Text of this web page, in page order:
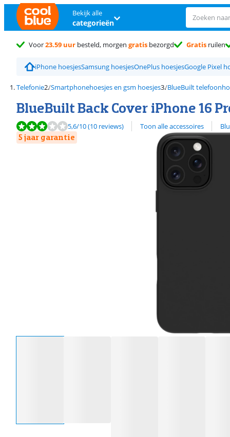
Bekijk alle
categorieën
Voor23.59 uur besteld, morgen gratis bezorgd Gratis ruilen
iPhone hoesjesSamsung hoesjesOnePlus hoesjesGoogle Pixel
Telefonie Smartphonehoesjes en gsm hoesjes BlueBuilt
BlueBuilt Back Cover iPhone 16
Beoordeling is 5,6 van de 10, gebaseerd op 10 reviews.
5,6/10(10 reviews) Toon alle accessoires
Bekijk alle
5 jaar garantie